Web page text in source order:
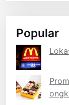
Popular